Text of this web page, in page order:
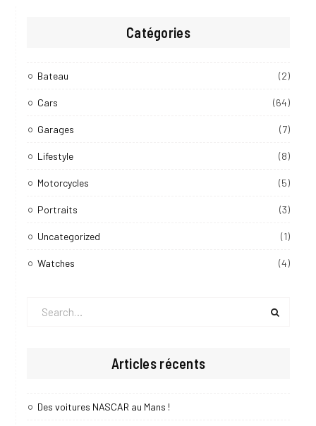
Catégories
Bateau (2)
Cars (64)
Garages (7)
Lifestyle (8)
Motorcycles (5)
Portraits (3)
Uncategorized (1)
Watches (4)
Articles récents
Des voitures NASCAR au Mans !